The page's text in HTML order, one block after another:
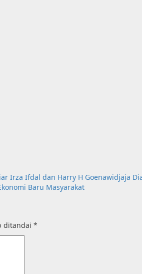
Irza Ifdal dan Harry H Goenawidjaja
Baru Masyarakat
ditandai *